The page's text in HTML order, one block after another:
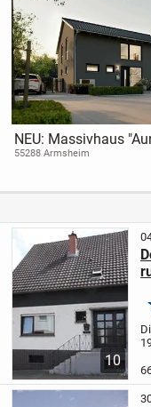
NEU: Massivhaus
Dein neues Zuhause
inkl. Einbauküche
55288 Armsheim
10